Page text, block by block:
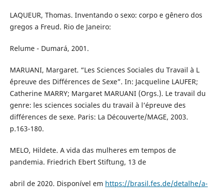
LAQUEUR, Thomas. Inventando o sexo: corpo e gênero dos
gregos a Freud. Rio de Janeiro:
Relume - Dumará, 2001.
MARUANI, Margaret. “Les Sciences Sociales du Travail à L
´épreuve des Différences de Sexe”. In: Jacqueline LAUFER;
Catherine MARRY; Margaret MARUANI (Orgs.). Le travail du
genre: les sciences sociales du travail à l’épreuve des
différences de sexe. Paris: La Découverte/MAGE, 2003.
p.163-180.
MELO, Hildete. A vida das mulheres em tempos de
pandemia. Friedrich Ebert Stiftung, 13 de
abril de 2020. Disponível em https://brasil.fes.de/detalhe/a-